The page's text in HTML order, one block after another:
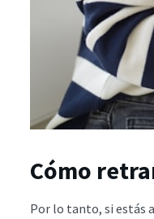
Cómo
Por lo tanto, si estás